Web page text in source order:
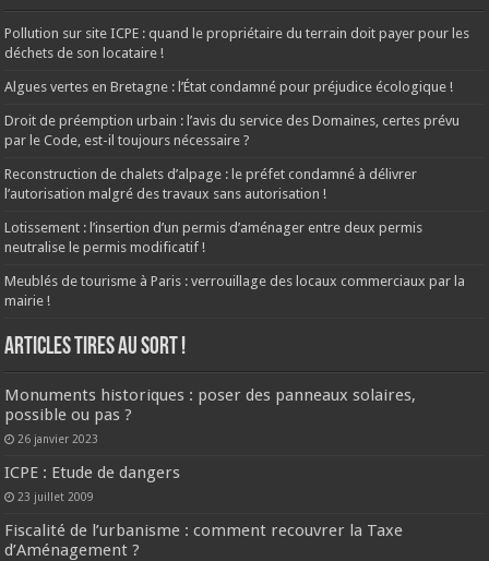
Pollution sur site ICPE : quand le propriétaire du terrain doit payer pour les
déchets de son locataire !
Algues vertes en Bretagne : l’État condamné pour préjudice écologique !
Droit de préemption urbain : l’avis du service des Domaines, certes prévu
par le Code, est-il toujours nécessaire ?
Reconstruction de chalets d’alpage : le préfet condamné à délivrer
l’autorisation malgré des travaux sans autorisation !
Lotissement : l’insertion d’un permis d’aménager entre deux permis
neutralise le permis modificatif !
Meublés de tourisme à Paris : verrouillage des locaux commerciaux par la
mairie !
ARTICLES TIRES AU SORT !
Monuments historiques : poser des panneaux solaires,
possible ou pas ?
26 janvier 2023
ICPE : Etude de dangers
23 juillet 2009
Fiscalité de l’urbanisme : comment recouvrer la Taxe
d’Aménagement ?